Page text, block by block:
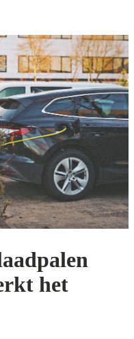
het